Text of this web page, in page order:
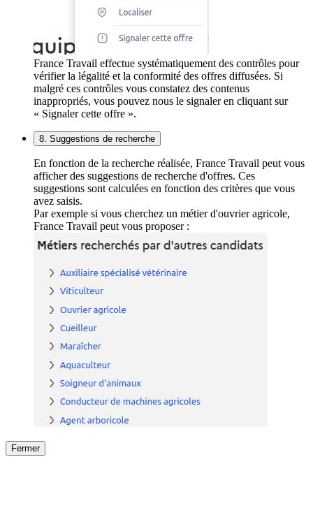
France Travail effectue systématiquement des contrôles pour
vérifier la légalité et la conformité des offres diffusées. Si
malgré ces contrôles vous constatez des contenus
inappropriés, vous pouvez nous le signaler en cliquant sur
« Signaler cette offre ».
8. Suggestions de recherche
En fonction de la recherche réalisée, France Travail peut vous
afficher des suggestions de recherche d'offres. Ces
suggestions sont calculées en fonction des critères que vous
avez saisis.
Par exemple si vous cherchez un métier d'ouvrier agricole,
France Travail peut vous proposer :
Fermer